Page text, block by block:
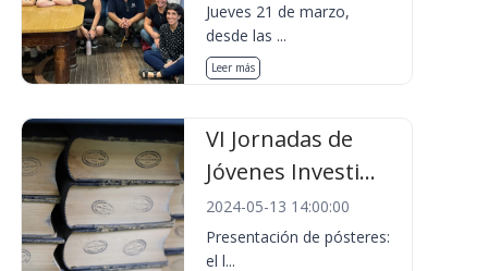
Jueves 21 de marzo,
desde las ...
Leer más
VI Jornadas de
Jóvenes Investi...
2024-05-13 14:00:00
Presentación de pósteres:
el l...